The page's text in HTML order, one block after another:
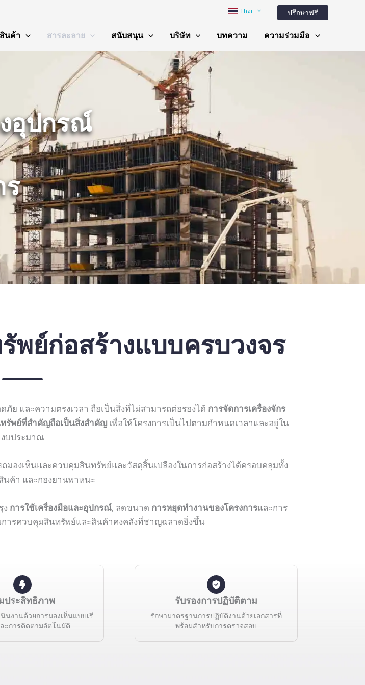
Thai ปรึกษาฟรี
สินค้า สารละลาย สนับสนุน บริษัท บทความ ความร่วมมือ
อุปกรณ์
พย์ก่อสร้างแบบครบวงจร
ย และความตรงเวลา ถือเป็นสิ่งที่ไม่สามารถต่อรองได้ การจัดการเครื่องจักร
รัพย์ที่สำคัญถือเป็นสิ่งสำคัญ เพื่อให้โครงการเป็นไปตามกำหนดเวลาและอยู่ใน
งบประมาณ
มองเห็นและควบคุมสินทรัพย์และวัสดุสิ้นเปลืองในการก่อสร้างได้ครอบคลุมทั้ง
นค้า และกองยานพาหนะ
ง การใช้เครื่องมือและอุปกรณ์, ลดขนาด การหยุดทำงานของโครงการและการ
ารควบคุมสินทรัพย์และสินค้าคงคลังที่ชาญฉลาดยิ่งขึ้น
ประสิทธิภาพ
นงานด้วยการมองเห็นแบบเรี
ะการติดตามอัตโนมัติ
รับรองการปฏิบัติตาม
รักษามาตรฐานการปฏิบัติงานด้วยเอกสารที่
พร้อมสำหรับการตรวจสอบ